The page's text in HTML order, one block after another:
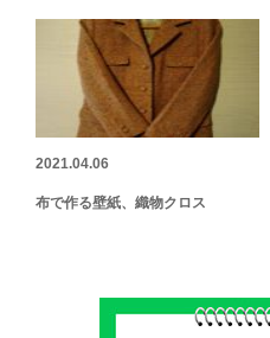
2021.04.06
布で作る壁紙、織物クロス